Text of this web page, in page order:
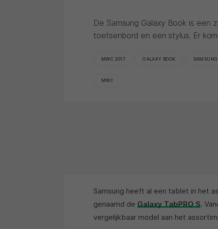
De Samsung Galaxy Book is een
toetsenbord en een stylus. Er
MWC 2017 GALAXY BOOK SAMSUNG
MWC
Samsung heeft al een tablet in het
genaamd de Galaxy TabPRO S.
vergelijkbaar model aan het